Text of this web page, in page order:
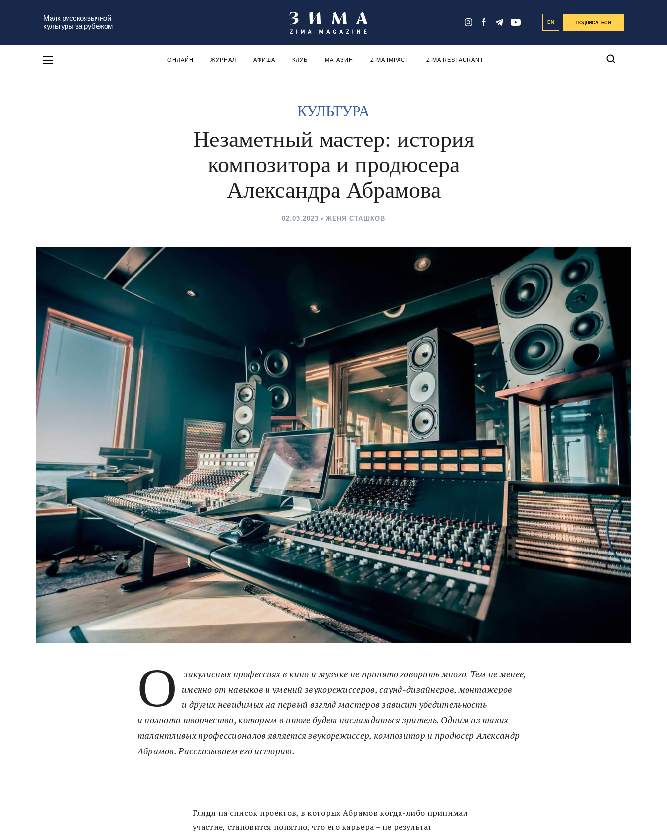
Маяк русскоязычной
культуры за рубежом
EN ПОДПИСАТЬСЯ
ОНЛАЙН ЖУРНАЛ АФИША КЛУБ МАГАЗИН ZIMA IMPACT ZIMA RESTAURANT
КУЛЬТУРА
Незаметный мастер: история
композитора и продюсера
Александра Абрамова
02.03.2023 ЖЕНЯ СТАШКОВ
О
закулисных профессиях в кино и музыке не принято говорить много. Тем не менее,
именно от навыков и умений звукорежиссеров, саунд-дизайнеров, монтажеров
и других невидимых на первый взгляд мастеров зависит убедительность
и полнота творчества, которым в итоге будет наслаждаться зритель. Одним из таких
талантливых профессионалов является звукорежиссер, композитор и продюсер Александр
Абрамов. Рассказываем его историю.
Глядя на список проектов, в которых Абрамов когда-либо принимал
участие, становится понятно, что его карьера – не результат